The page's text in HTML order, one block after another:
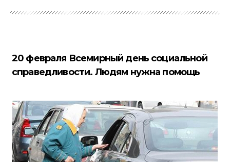
20 февраля Всемирный день социальной
справедливости. Людям нужна помощь